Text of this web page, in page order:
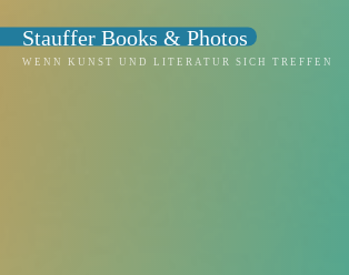
Inhalt
springen
Stauffer Books & Photos
WENN KUNST UND LITERATUR SICH TREFFEN